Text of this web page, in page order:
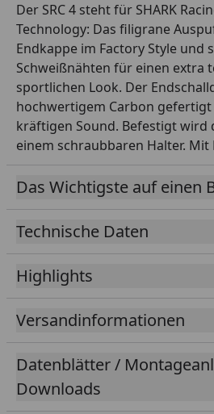
Der SRC 4 steht für SHARK
Technology: Das filigrane
Endkappe im Factory Style und
Schweißnähten für einen extra
sportlichen Look. Der
hochwertigem Carbon
kräftigen Sound. Befestigt wird
einem schraubbaren Halter. Mit
Das Wichtigste auf einen
Technische Daten
Highlights
Versandinformationen
Datenblätter /
Downloads